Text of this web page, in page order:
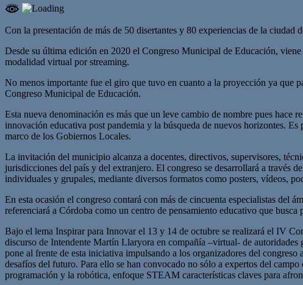
Con la presentación de más de 50 disertantes y 80 experiencias de la
Desde su última edición en 2020 el Congreso Municipal de Educación,
modalidad virtual por streaming.
No menos importante fue el giro que tuvo en cuanto a la proyección ya que
Congreso Municipal de Educación.
Esta nueva denominación es más que un leve cambio de nombre pues
innovación educativa post pandemia y la búsqueda de nuevos horizontes.
marco de los Gobiernos Locales.
La invitación del municipio alcanza a docentes, directivos, supervisores,
jurisdicciones del país y del extranjero. El congreso se desarrollará a través
individuales y grupales, mediante diversos formatos como posters, vídeos,
En esta ocasión el congreso contará con más de cincuenta especialistas
referenciará a Córdoba como un centro de pensamiento educativo que
Bajo el lema Inspirar para Innovar el 13 y 14 de octubre se realizará el IV
discurso de Intendente Martín Llaryora en compañía –virtual- de
pone al frente de esta iniciativa impulsando a los organizadores del
desafíos del futuro. Para ello se han convocado no sólo a expertos del
programación y la robótica, enfoque STEAM características claves para